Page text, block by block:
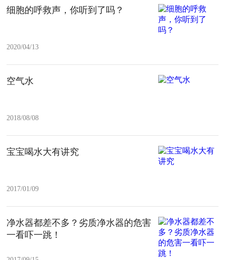
细胞的呼救声，你听到了吗？
2020/04/13
空气水
2018/08/08
宝宝喝水大有讲究
2017/01/09
净水器都差不多？劣质净水器的危害
一看吓一跳！